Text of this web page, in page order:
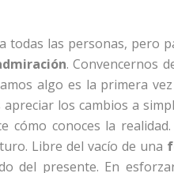
todas las personas, pero
. Convencernos
algo es la primera
los cambios a
cómo conoces la
Libre del vacío de una
del presente. En